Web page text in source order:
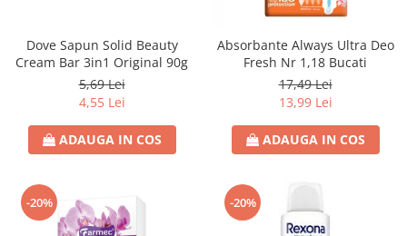
Dove Sapun Solid Beauty
Cream Bar 3in1 Original 90g
5,69 Lei
4,55 Lei
ADAUGA IN COS
Absorbante Always Ultra Deo
Fresh Nr 1,18 Bucati
17,49 Lei
13,99 Lei
ADAUGA IN COS
-20% -20%